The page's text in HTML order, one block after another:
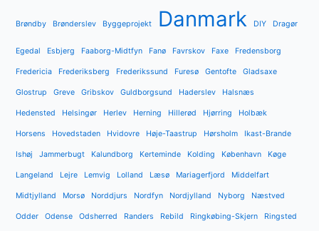
Brøndby Brønderslev Byggeprojekt Danmark DIY Dragør
Egedal Esbjerg Faaborg-Midtfyn Fanø Favrskov Faxe Fredensborg
Fredericia Frederiksberg Frederikssund Furesø Gentofte Gladsaxe
Glostrup Greve Gribskov Guldborgsund Haderslev Halsnæs
Hedensted Helsingør Herlev Herning Hillerød Hjørring Holbæk
Horsens Hovedstaden Hvidovre Høje-Taastrup Hørsholm Ikast-Brande
Ishøj Jammerbugt Kalundborg Kerteminde Kolding København Køge
Langeland Lejre Lemvig Lolland Læsø Mariagerfjord Middelfart
Midtjylland Morsø Norddjurs Nordfyn Nordjylland Nyborg Næstved
Odder Odense Odsherred Randers Rebild Ringkøbing-Skjern Ringsted